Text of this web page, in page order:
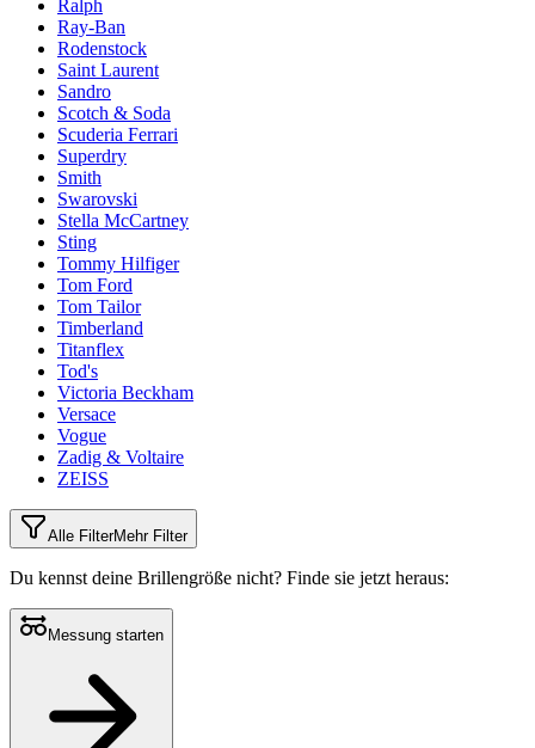
Ralph
Ray-Ban
Rodenstock
Saint Laurent
Sandro
Scotch & Soda
Scuderia Ferrari
Superdry
Smith
Swarovski
Stella McCartney
Sting
Tommy Hilfiger
Tom Ford
Tom Tailor
Timberland
Titanflex
Tod's
Victoria Beckham
Versace
Vogue
Zadig & Voltaire
ZEISS
Alle FilterMehr Filter
Du kennst deine Brillengröße nicht? Finde sie jetzt heraus:
Messung starten